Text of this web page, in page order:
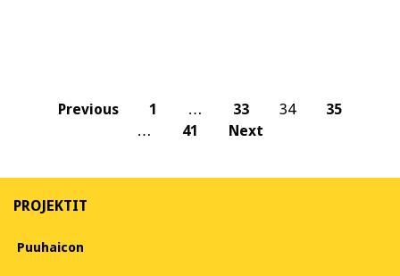
PostsPrevious 1 … 33 34
35
…
41 Next
PROJEKTIT
Puuhaicon